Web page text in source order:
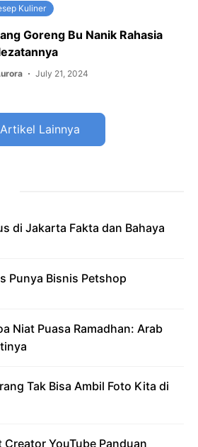
Kuliner
Goreng Bu Nanik Rahasia
July 21, 2024
Artikel Lainnya
di Jakarta Fakta dan Bahaya
Punya Bisnis Petshop
Niat Puasa Ramadhan: Arab
Tak Bisa Ambil Foto Kita di
Creator YouTube Panduan